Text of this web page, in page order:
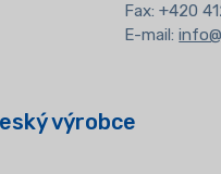
Fax: +420
E-mail:
výrobce